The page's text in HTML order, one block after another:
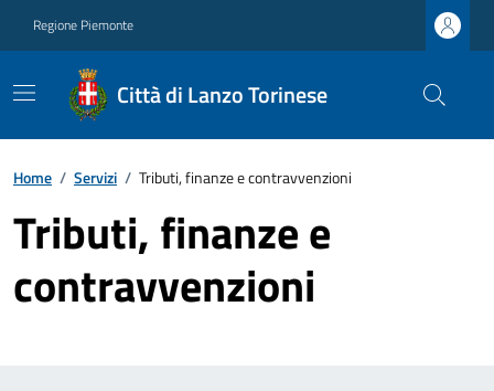
Regione Piemonte
Città di Lanzo Torinese
Home / Servizi / Tributi, finanze e contravvenzioni
Tributi, finanze e
contravvenzioni